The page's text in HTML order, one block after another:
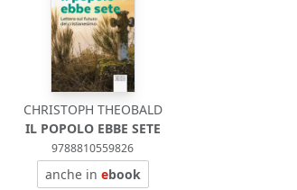
CHRISTOPH THEOBALD
IL POPOLO EBBE SETE
9788810559826
anche in ebook